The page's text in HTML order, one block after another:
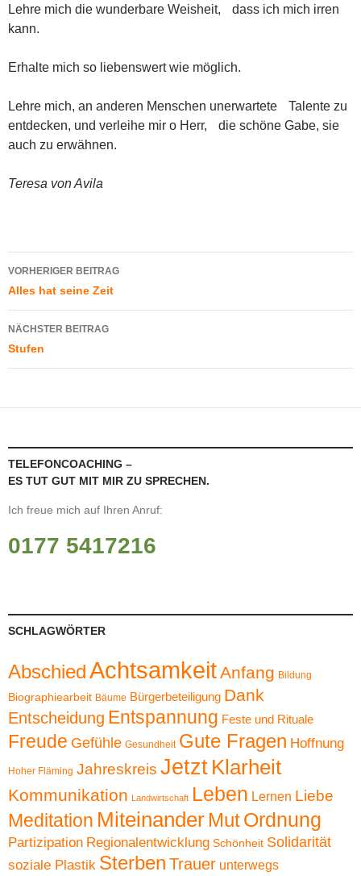
Lehre mich die wunderbare Weisheit, dass ich mich irren
kann.
Erhalte mich so liebenswert wie möglich.
Lehre mich, an anderen Menschen unerwartete Talente zu
entdecken, und verleihe mir o Herr, die schöne Gabe, sie
auch zu erwähnen.
Teresa von Avila
Beitragsnavigation
VORHERIGER BEITRAG
Alles hat seine Zeit
NÄCHSTER BEITRAG
Stufen
TELEFONCOACHING –
ES TUT GUT MIT MIR ZU SPRECHEN.
Ich freue mich auf Ihren Anruf:
0177 5417216
SCHLAGWÖRTER
AbschiedAchtsamkeitAnfang Bildung
Biographiearbeit Bäume Bürgerbeteiligung Dank
Entscheidung Entspannung Feste und Rituale
Freude Gefühle Gesundheit Gute Fragen Hoffnung
Hoher Fläming Jahreskreis Jetzt Klarheit
Kommunikation Landwirtschaft Leben Lernen Liebe
Meditation Miteinander MutOrdnung
Partizipation Regionalentwicklung Schönheit Solidarität
soziale Plastik Sterben Trauer unterwegs